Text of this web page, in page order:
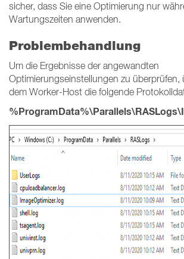
sicher, dass Sie eine Optimierung nur
Wartungszeiten anwenden.
Problembehandlung
Um die Ergebnisse der angewandten
Optimierungseinstellungen zu überprüfen,
dem Worker-Host die folgende